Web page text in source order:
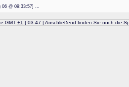
06 @ 09:33:57] ...
GMT +1 | 03:47 | Anschließend finden Sie noch die